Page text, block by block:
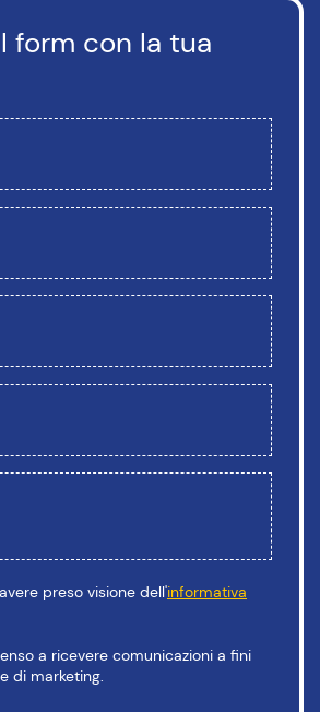
form con la tua
preso visione dell'informativa
a ricevere comunicazioni a fini
di marketing.